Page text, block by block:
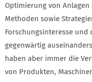
Optimierung von
Methoden sowie
Forschungsinteresse
gegenwärtig
haben aber immer die
von Produkten,